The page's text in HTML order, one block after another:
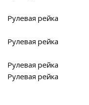
Рулевая рейка
Рулевая рейка
Рулевая рейка
Рулевая рейка